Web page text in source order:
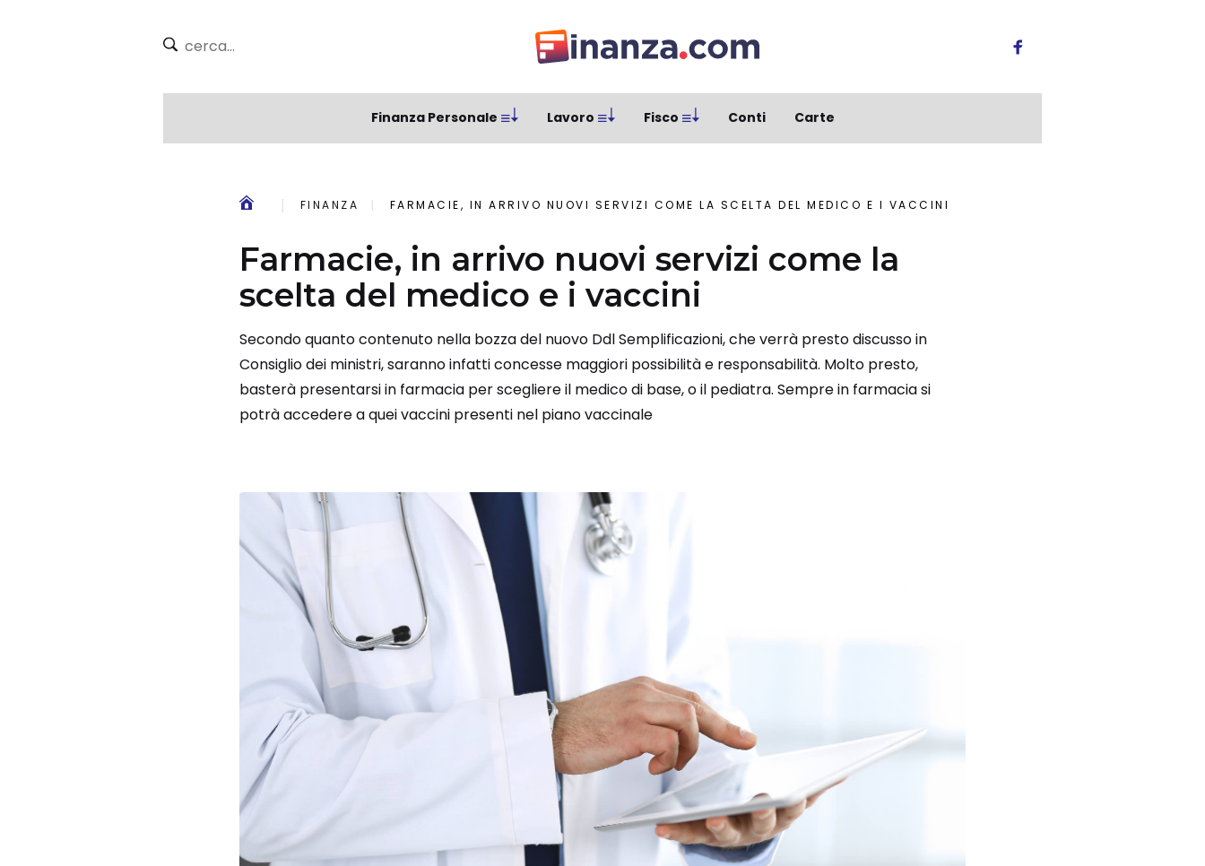
Finanza Personale Lavoro Fisco Conti Carte
FINANZA FARMACIE, IN ARRIVO NUOVI SERVIZI COME LA SCELTA DEL MEDICO E I VACCINI
Farmacie, in arrivo nuovi servizi come la
scelta del medico e i vaccini
Secondo quanto contenuto nella bozza del nuovo Ddl Semplificazioni, che verrà presto discusso in
Consiglio dei ministri, saranno infatti concesse maggiori possibilità e responsabilità. Molto presto,
basterà presentarsi in farmacia per scegliere il medico di base, o il pediatra. Sempre in farmacia si
potrà accedere a quei vaccini presenti nel piano vaccinale